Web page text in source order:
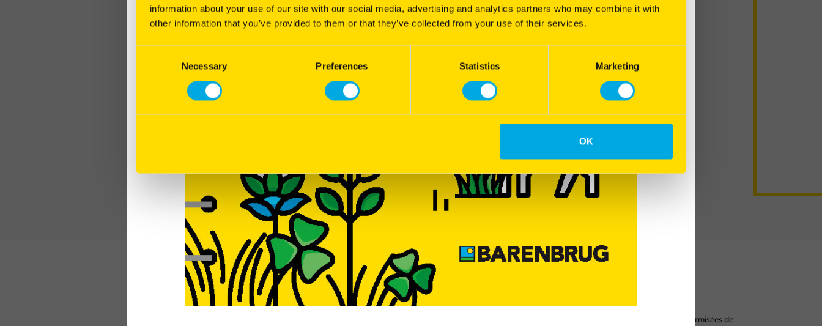
information about your use of our site with our social media, advertising and analytics partners who may combine it with
other information that you’ve provided to them or that they’ve collected from your use of their services.
Necessary Preferences Statistics Marketing
OK
Gwénaëlle ETRILLARD est éleveuse de poules pondeuses BIO en vente directe à RENAC (35). Elle positionne dans
chacune des deux salles d’élevage de 2000 poules une balle de foin de luzerne déshydratée compressée. « J’ai
commencé cet apport suite au conseil du technicien qui me suit. J’ai également lu quelques articles sur le
comportement des poules qui allaient dans le sens de l’apport de luzerne déshydratée pour mes animaux »
explique l’éleveuse. L’objectif est le bien-être des poules. « J’ai pu observer très rapidement que mes poules
étaient plus calmes, moins agressives avec moins de picages et donc moins de pertes de plumes. Par ailleurs,
et du calibre. Enfin, pour le clin d’œil, je peux dire que ce foin de luzerne libère une bonne odeur de foin dans la
salle d’élevage et cela contribue aussi au bien-être de l’éleveur. »
La société DESIALIS met en marché des balles de luzerne thermisées de